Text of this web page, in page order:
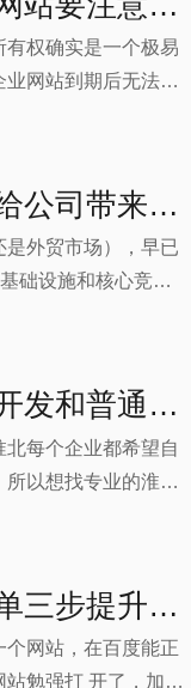
权确实是一个极易
网站到期后无法续
在这里。昨天又碰
淮北建设企业网站能够给公司带来的六大维度优势
外贸市场），早已
础设施和核心竞争
，而是公司在数字
下六大维度的核心
淮北高端网站建设定制开发和普通网站的差异
每个企业都希望自
以想找专业的淮北
官方网站，但在此
同。
淮北网站建设公司：简单三步提升网站浏览速度
网站，在百度能正
勉强打 开了，加载